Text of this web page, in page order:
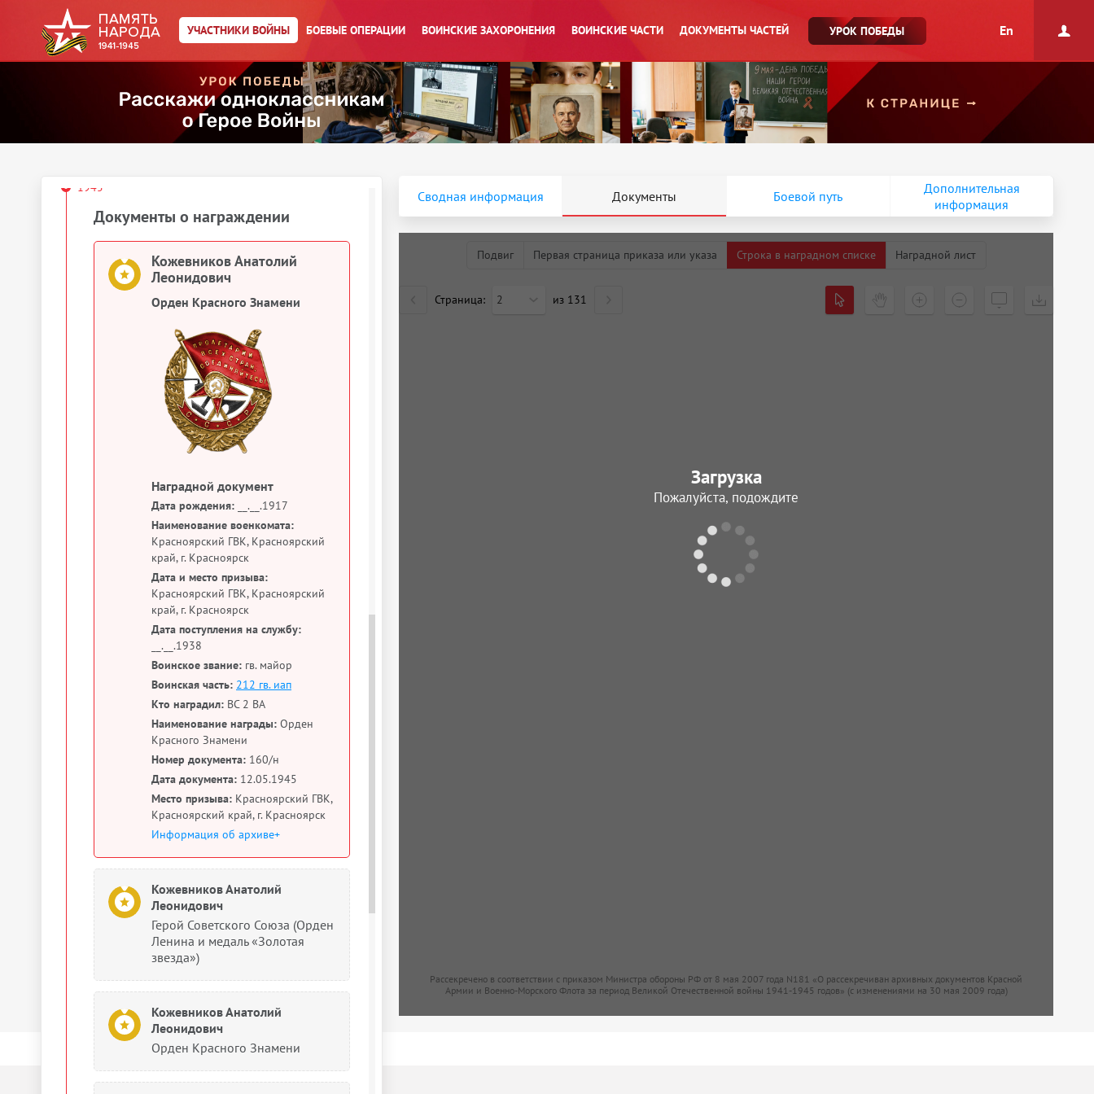
УЧАСТНИКИ ВОЙНЫ БОЕВЫЕ ОПЕРАЦИИ ВОИНСКИЕ ЗАХОРОНЕНИЯ ВОИНСКИЕ ЧАСТИ ДОКУМЕНТЫ ЧАСТЕЙ УРОК ПОБЕДЫ En
Кожевников Анатолий
Леонидович
Кожевников Анатолий
Леонидович
Орден Красного Знамени
1945
Документы о награждении
Кожевников Анатолий
Леонидович
Орден Красного Знамени
Наградной документ
Дата рождения: __.__.1917
Наименование военкомата:
Красноярский ГВК, Красноярский
край, г. Красноярск
Дата и место призыва:
Красноярский ГВК, Красноярский
край, г. Красноярск
Дата поступления на службу:
__.__.1938
Воинское звание: гв. майор
Воинская часть: 212 гв. иап
Кто наградил: ВС 2 ВА
Наименование награды: Орден
Красного Знамени
Номер документа: 160/н
Дата документа: 12.05.1945
Место призыва: Красноярский ГВК,
Красноярский край, г. Красноярск
Информация об архиве+
Кожевников Анатолий
Леонидович
Герой Советского Союза (Орден
Ленина и медаль «Золотая
звезда»)
Кожевников Анатолий
Леонидович
Орден Красного Знамени
Сводная информация Документы Боевой путь
Дополнительная
информация
Подвиг Первая страница приказа или указа Строка в наградном списке Наградной лист
Страница: 2 из 131
Рассекречено в соответствии с приказом Министра обороны РФ от 8 мая 2007 года N181 «О рассекречиван архивных документов Красной
Армии и Военно-Морского Флота за период Великой Отечественной войны 1941-1945 годов» (с изменениями на 30 мая 2009 года)
Загрузка
Пожалуйста, подождите